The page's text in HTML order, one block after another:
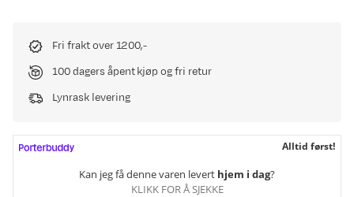
Fri frakt over 1200,-
100 dagers åpent kjøp og fri retur
Lynrask levering
Alltid først!
Kan jeg få denne varen levert hjem i dag?
KLIKK FOR Å SJEKKE